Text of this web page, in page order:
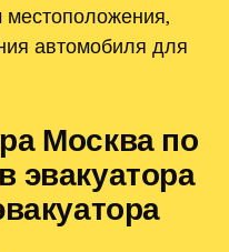
автомобиля для
Москва по
эвакуатора